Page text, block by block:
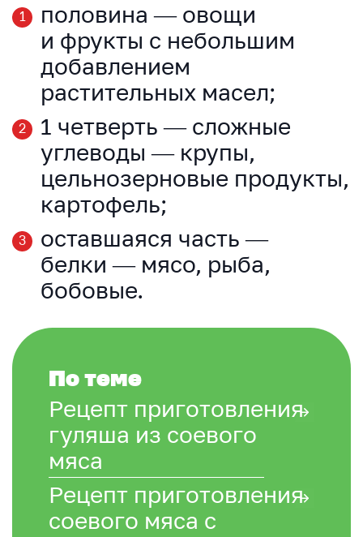
половина — овощи
и фрукты с небольшим
добавлением
растительных масел;
1 четверть — сложные
углеводы — крупы,
цельнозерновые продукты,
картофель;
оставшаяся часть —
белки — мясо, рыба,
бобовые.
По теме
Рецепт приготовления
гуляша из соевого
мяса
Рецепт приготовления
соевого мяса с